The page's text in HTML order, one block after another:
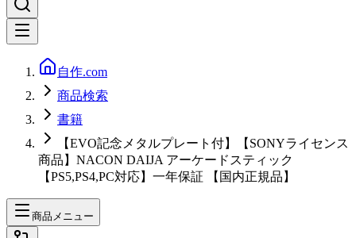
自作.com
商品検索
書籍
【EVO記念メタルプレート付】【SONYライセンス
商品】NACON DAIJA アーケードスティック
【PS5,PS4,PC対応】一年保証 【国内正規品】
商品メニュー